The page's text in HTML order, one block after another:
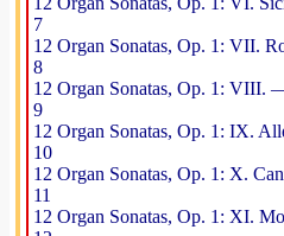
7
12 Organ Sonatas, Op. 1: VII.
8
12 Organ Sonatas, Op. 1: VIII.
9
12 Organ Sonatas, Op. 1: IX.
10
12 Organ Sonatas, Op. 1: X.
11
12 Organ Sonatas, Op. 1: XI.